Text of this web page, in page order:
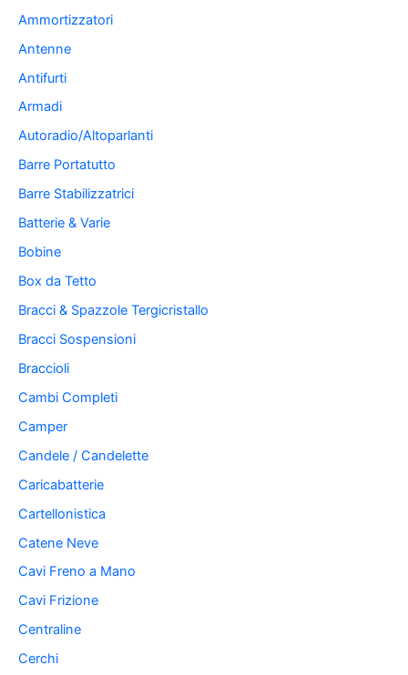
Ammortizzatori
Antenne
Antifurti
Armadi
Autoradio/Altoparlanti
Barre Portatutto
Barre Stabilizzatrici
Batterie & Varie
Bobine
Box da Tetto
Bracci & Spazzole Tergicristallo
Bracci Sospensioni
Braccioli
Cambi Completi
Camper
Candele / Candelette
Caricabatterie
Cartellonistica
Catene Neve
Cavi Freno a Mano
Cavi Frizione
Centraline
Cerchi